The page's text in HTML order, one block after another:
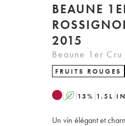
BEAUNE
2015
Beaune 1er Cru
FRUITS ROUGES
A 13% 1.5 L
Un vin élégant et